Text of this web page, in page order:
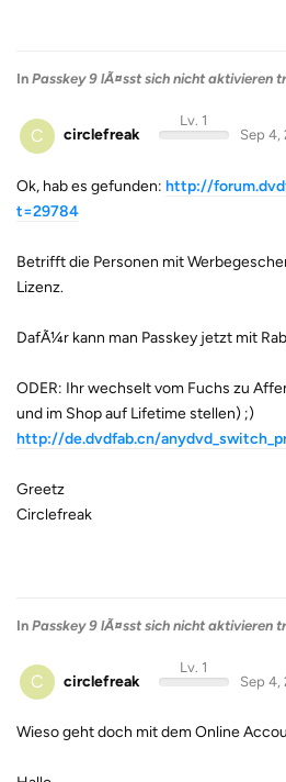
In Passkey 9 lÃ¤sst sich nicht aktivieren
C circlefreak
Lv. 1
Sep 4,
Ok, hab es gefunden: http://
t=29784
Betrifft die Personen mit
Lizenz.
DafÃ¼r kann man Passkey jetzt mit
ODER: Ihr wechselt vom Fuchs zu
und im Shop auf Lifetime stellen) ;)
http://de.dvdfab.cn/
Greetz
Circlefreak
In Passkey 9 lÃ¤sst sich nicht aktivieren
C circlefreak
Lv. 1
Sep 4,
Wieso geht doch mit dem Online